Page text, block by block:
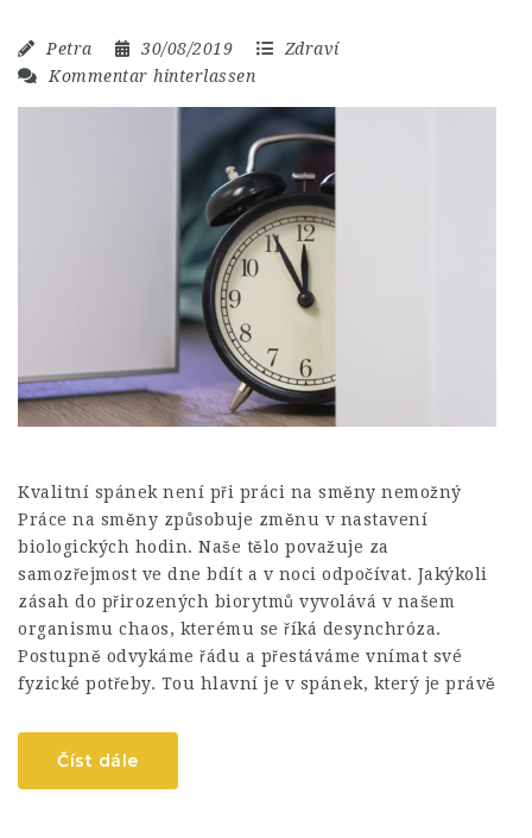
Petra 30/08/2019
Zdraví
Kommentar hinterlassen
Kvalitní spánek není při práci na směny nemožný
Práce na směny způsobuje změnu v nastavení
biologických hodin. Naše tělo považuje za
samozřejmost ve dne bdít a v noci odpočívat. Jakýkoli
zásah do přirozených biorytmů vyvolává v našem
organismu chaos, kterému se říká desynchróza.
Postupně odvykáme řádu a přestáváme vnímat své
fyzické potřeby. Tou hlavní je v spánek, který je právě
Číst dále